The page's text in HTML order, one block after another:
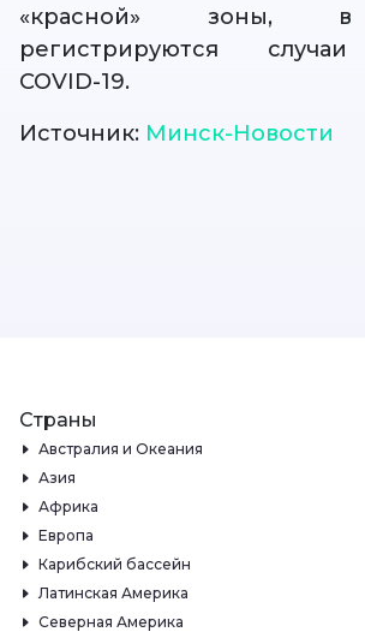
«красной» зоны, в
регистрируются
COVID-19.
Источник: Минск-Новости
Страны
Австралия и Океания
Азия
Африка
Европа
Карибский бассейн
Латинская Америка
Северная Америка